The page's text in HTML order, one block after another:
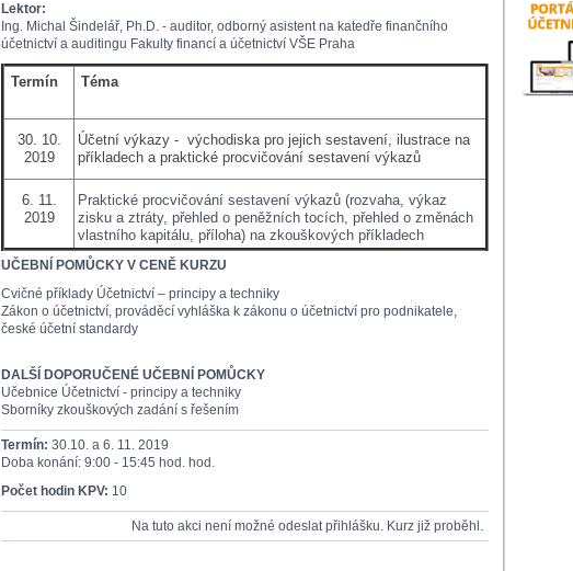
Lektor:
Ing. Michal Šindelář, Ph.D. - auditor, odborný asistent na katedře finančního
účetnictví a auditingu Fakulty financí a účetnictví VŠE Praha
Termín Téma
30. 10.
2019
Účetní výkazy - východiska pro jejich sestavení, ilustrace na
příkladech a praktické procvičování sestavení výkazů
6. 11.
2019
Praktické procvičování sestavení výkazů (rozvaha, výkaz
zisku a ztráty, přehled o peněžních tocích, přehled o změnách
vlastního kapitálu, příloha) na zkouškových příkladech
UČEBNÍ POMŮCKY V CENĚ KURZU
Cvičné příklady Účetnictví – principy a techniky
Zákon o účetnictví, prováděcí vyhláška k zákonu o účetnictví pro podnikatele,
české účetní standardy
DALŠÍ DOPORUČENÉ UČEBNÍ POMŮCKY
Učebnice Účetnictví - principy a techniky
Sborníky zkouškových zadání s řešením
Termín: 30.10. a 6. 11. 2019
Doba konání: 9:00 - 15:45 hod. hod.
Počet hodin KPV: 10
Na tuto akci není možné odeslat přihlášku. Kurz již proběhl.